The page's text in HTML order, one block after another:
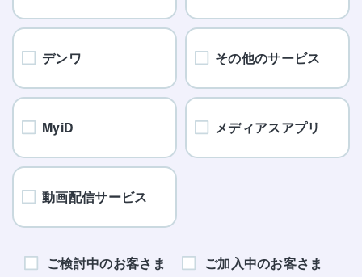
デンワ その他のサービス
MyiD メディアスアプリ
動画配信サービス
ご検討中のお客さま ご加入中のお客さま